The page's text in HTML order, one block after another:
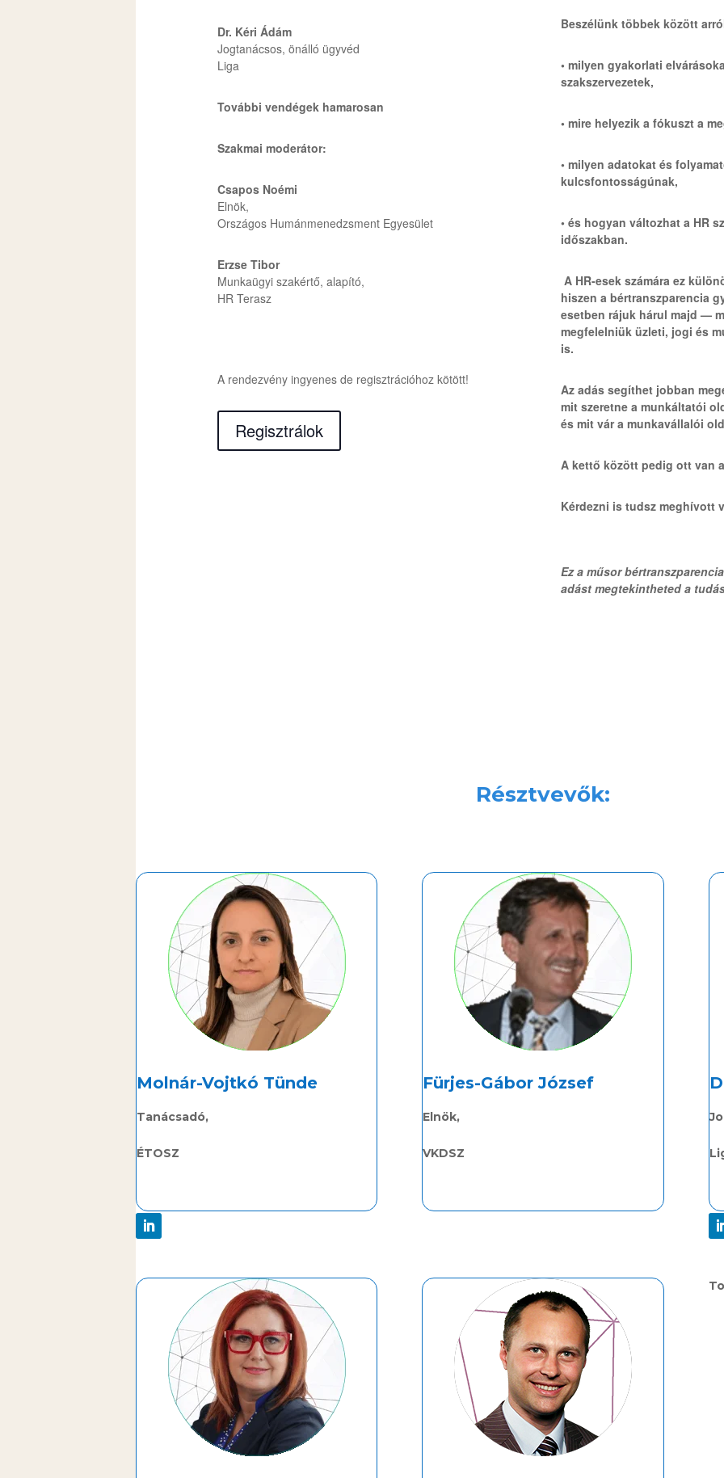
Dr. Kéri Ádám
Jogtanácsos, önálló ügyvéd
Liga
További vendégek hamarosan
Szakmai moderátor:
Csapos Noémi
Elnök,
Országos Humánmenedzsment Egyesület
Erzse Tibor
Munkaügyi szakértő, alapító,
HR Terasz
A rendezvény ingyenes de regisztrációhoz kötött!
Regisztrálok
Beszélünk többek között
• milyen gyakorlati
szakszervezetek,
• mire helyezik a fókuszt a
• milyen adatokat és
kulcsfontosságúnak,
• és hogyan változhat a HR
időszakban.
A HR-esek számára ez
hiszen a bértranszparencia
esetben rájuk hárul majd —
megfelelniük üzleti, jogi és
is.
Az adás segíthet jobban
mit szeretne a munkáltatói
és mit vár a munkavállalói
A kettő között pedig ott van
Kérdezni is tudsz meghívott
Ez a műsor
adást megtekintheted a
Résztvevők:
Molnár-Vojtkó Tünde
Tanácsadó,
ÉTOSZ
Fürjes-Gábor József
Elnök,
VKDSZ